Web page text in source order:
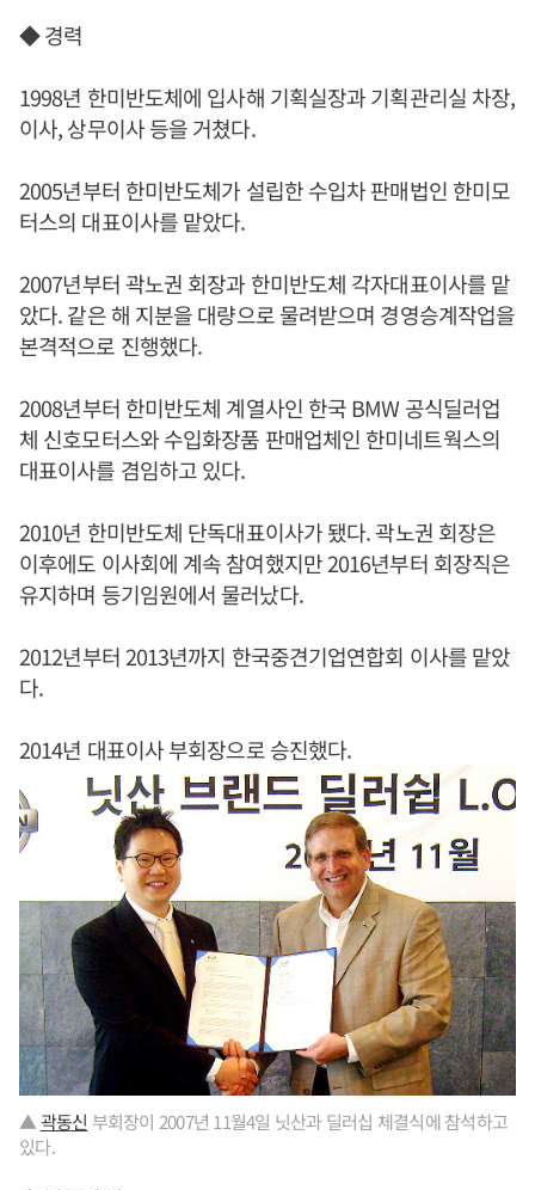
◆ 경력
1998년 한미반도체에 입사해 기획실장과 기획관리실 차장,
이사, 상무이사 등을 거쳤다.
2005년부터 한미반도체가 설립한 수입차 판매법인 한미모
터스의 대표이사를 맡았다.
2007년부터 곽노권 회장과 한미반도체 각자대표이사를 맡
았다. 같은 해 지분을 대량으로 물려받으며 경영승계작업을
본격적으로 진행했다.
2008년부터 한미반도체 계열사인 한국 BMW 공식딜러업
체 신호모터스와 수입화장품 판매업체인 한미네트웍스의
대표이사를 겸임하고 있다.
2010년 한미반도체 단독대표이사가 됐다. 곽노권 회장은
이후에도 이사회에 계속 참여했지만 2016년부터 회장직은
유지하며 등기임원에서 물러났다.
2012년부터 2013년까지 한국중견기업연합회 이사를 맡았
다.
2014년 대표이사 부회장으로 승진했다.
▲곽동신 부회장이 2007년 11월4일 닛산과 딜러십 체결식에 참석하고
있다.